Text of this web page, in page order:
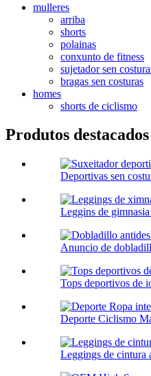
mulleres
arriba
shorts
polainas
conxunto de fitness
sujetador sen
bragas sen costuras
homes
shorts de ciclismo
Produtos destacados
Deportivas sen
Leggins de
Anuncio de
Tops deportivos de
Deporte Ciclismo
Leggings de cintura